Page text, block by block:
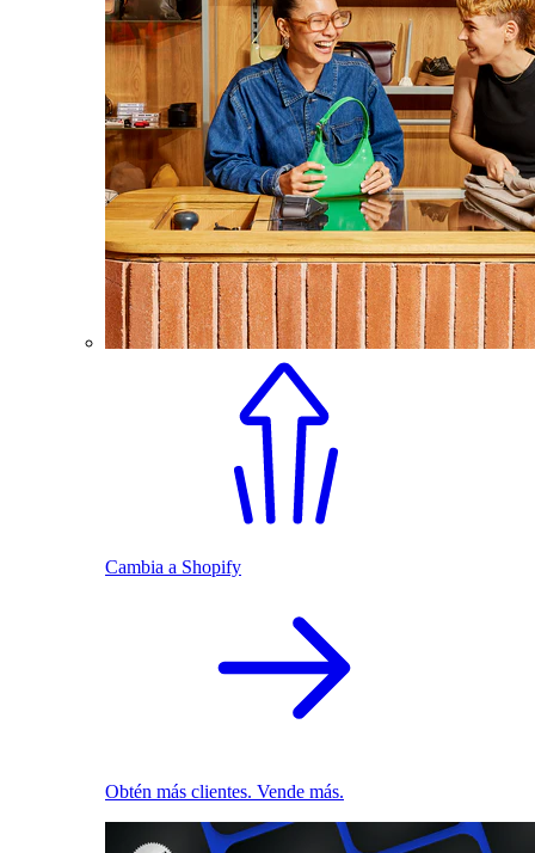
Cambia a Shopify
Obtén más clientes. Vende más.